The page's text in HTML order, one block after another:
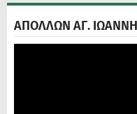
ΑΠΟΛΛΩΝ ΑΓ.